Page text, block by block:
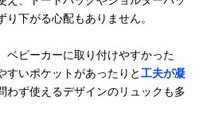
下がる心配もありません。
ベビーカーに取り付けやすかった
すいポケットがあったりと工夫が凝
わず使えるデザインのリュックも多